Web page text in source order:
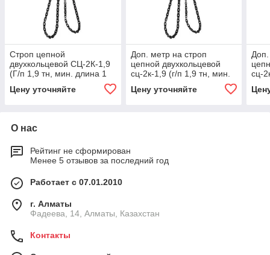
Строп цепной
двухкольцевой СЦ-2К-1,9
(Г/п 1,9 тн, мин. длина 1
Цену уточняйте
Доп. метр на строп
цепной двухкольцевой
сц-2к-1,9 (г/п 1,9 тн, мин.
Цену уточняйте
Доп.
сц-
О нас
Рейтинг не сформирован
Менее 5 отзывов за последний год
Работает с 07.01.2010
г. Алматы
Фадеева, 14, Алматы, Казахстан
Контакты